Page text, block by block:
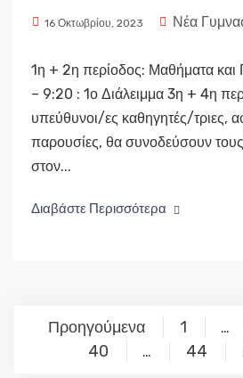
16 Οκτωβρίου, 2023 Νέα
1η + 2η περίοδος: Μαθήματα και
– 9:20 : 1ο Διάλειμμα 3η + 4η
υπεύθυνοι/ες καθηγητές/τριες,
παρουσίες, θα συνοδεύσουν
στον...
Διαβάστε Περισσότερα
Σελιδοποίηση
άρθρων
Προηγούμενα 1 …
40
… 44